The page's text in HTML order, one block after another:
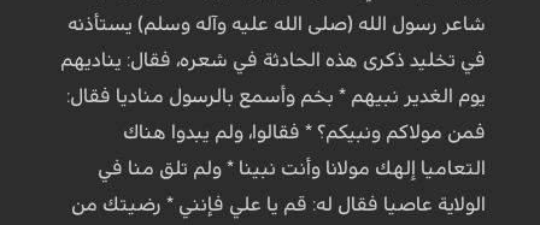
شاعر رسول الله (صلى الله عليه وآله وسلم) يستأذنه
في تخليد ذكرى هذه الحادثة في شعره، فقال: يناديهم
يوم الغدير نبيهم * بخم وأسمع بالرسول مناديا فقال:
فمن مولاكم ونبيكم؟ * فقالوا، ولم يبدوا هناك
التعاميا إلهك مولانا وأنت نبينا * ولم تلق منا في
الولاية عاصيا فقال له: قم يا علي فإنني * رضيتك من